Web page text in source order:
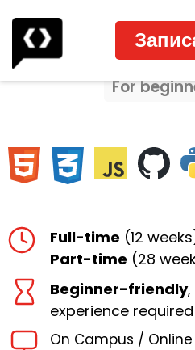
For
Full-time (12
Part-time (28
Beginner-friendly
experience required
On Campus /